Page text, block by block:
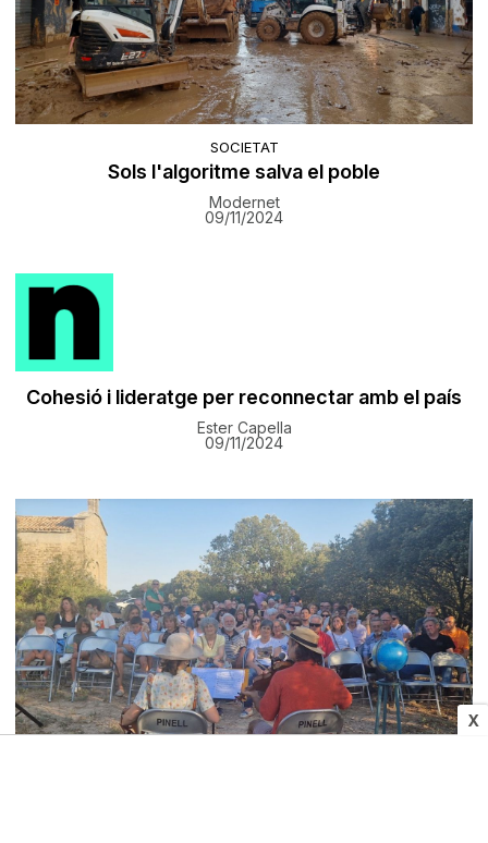
X
SOCIETAT
Sols l'algoritme salva el poble
Modernet
09/11/2024
Cohesió i lideratge per reconnectar amb el país
Ester Capella
09/11/2024